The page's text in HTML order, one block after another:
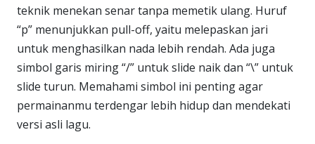
teknik menekan senar tanpa memetik ulang. Huruf
“p” menunjukkan pull-off, yaitu melepaskan jari
untuk menghasilkan nada lebih rendah. Ada juga
simbol garis miring “/” untuk slide naik dan “\” untuk
slide turun. Memahami simbol ini penting agar
permainanmu terdengar lebih hidup dan mendekati
versi asli lagu.